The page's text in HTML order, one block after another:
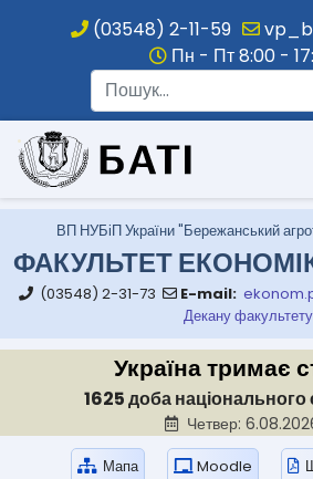
(03548) 2-11-59
Пн - Пт 8:00 -
.
ВП НУБіП України "Бережанський
ФАКУЛЬТЕТ
(03548) 2-31-73 E-mail:
Декану факультету
Україна тримає
1625 доба
Четвер:
Мапа Moodle